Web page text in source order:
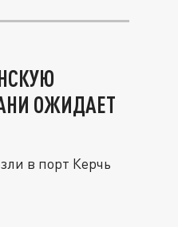
ОЖИДАЕТ
в порт Керчь